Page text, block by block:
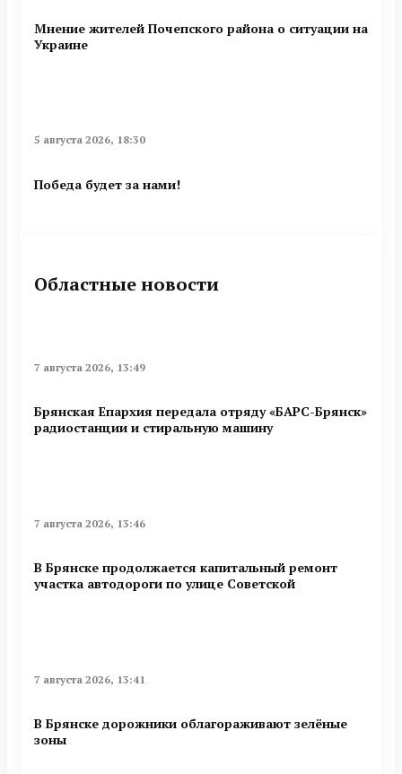
Мнение жителей Почепского района о ситуации на
Украине
5 августа 2026, 18:30
Победа будет за нами!
Областные новости
7 августа 2026, 13:49
Брянская Епархия передала отряду «БАРС-Брянск»
радиостанции и стиральную машину
7 августа 2026, 13:46
В Брянске продолжается капитальный ремонт
участка автодороги по улице Советской
7 августа 2026, 13:41
В Брянске дорожники облагораживают зелёные
зоны